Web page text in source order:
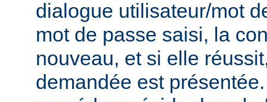
dialogue utilisateur/mot
mot de passe saisi, la
nouveau, et si elle
demandée est